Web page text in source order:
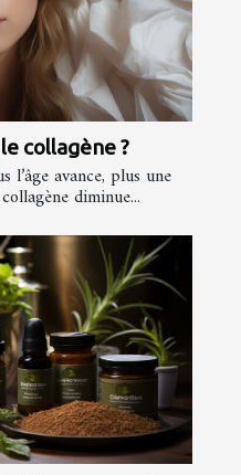
collagène ?
l’âge avance, plus une
diminue...